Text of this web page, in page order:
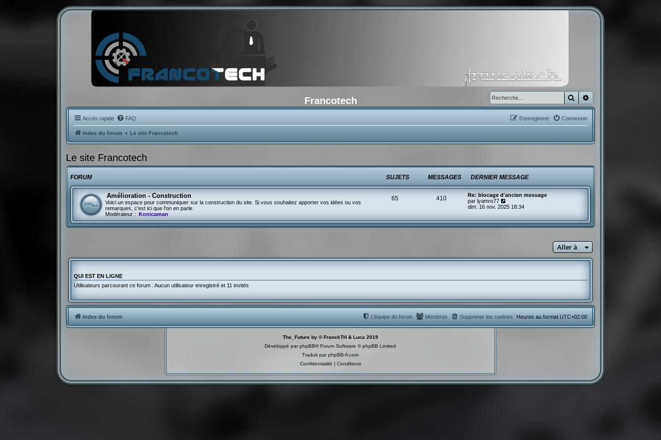
Francotech Rechercher
Accès rapide FAQ Connexion
S’enregistrer
Index du forum Le site Francotech
Le site Francotech
FORUM SUJETS MESSAGES DERNIER MESSAGE
Amélioration - Construction
Voici un espace pour communiquer sur la construction du site. Si vous souhaitez apporter vos idées ou vos
remarques, c'est ici que l'on en parle.
Modérateur :
Konicaman
65 410
Re: blocage d'ancien message
par lyamro77
o
r
l
i
e
a
g
dim. 16 nov. 2025 18:34
Aller à
QUI EST EN LIGNE
Utilisateurs parcourant ce forum : Aucun utilisateur enregistré et 11 invités
Index du forum Heures au format UTC+02:00
Supprimer les cookies
Membres
L’équipe du forum
The_Future by © FranckTH & Luca 2019
Développé parphpBB® Forum Software © phpBB Limited
Traduit parphpBB-fr.com
Confidentialité | Conditions